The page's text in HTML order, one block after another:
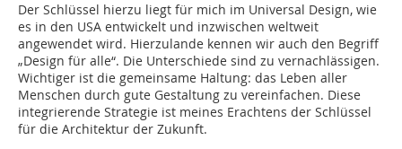
Der Schlüssel hierzu liegt für mich im Universal Design, wie
es in den USA entwickelt und inzwischen weltweit
angewendet wird. Hierzulande kennen wir auch den Begriff
„Design für alle“. Die Unterschiede sind zu vernachlässigen.
Wichtiger ist die gemeinsame Haltung: das Leben aller
Menschen durch gute Gestaltung zu vereinfachen. Diese
integrierende Strategie ist meines Erachtens der Schlüssel
für die Architektur der Zukunft.